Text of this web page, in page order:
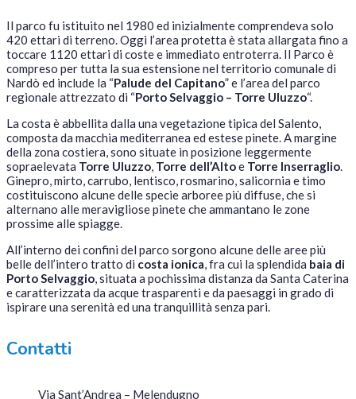
Il parco fu istituito nel 1980 ed inizialmente comprendeva solo
420 ettari di terreno. Oggi l’area protetta è stata allargata fino a
toccare 1120 ettari di coste e immediato entroterra. Il Parco è
compreso per tutta la sua estensione nel territorio comunale di
Nardò ed include la “Palude del Capitano” e l’area del parco
regionale attrezzato di “Porto Selvaggio – Torre Uluzzo“.
La costa è abbellita dalla una vegetazione tipica del Salento,
composta da macchia mediterranea ed estese pinete. A margine
della zona costiera, sono situate in posizione leggermente
sopraelevata Torre Uluzzo, Torre dell’Altoe Torre Inserraglio.
Ginepro, mirto, carrubo, lentisco, rosmarino, salicornia e timo
costituiscono alcune delle specie arboree più diffuse, che si
alternano alle meravigliose pinete che ammantano le zone
prossime alle spiagge.
All’interno dei confini del parco sorgono alcune delle aree più
belle dell’intero tratto di costa ionica, fra cui la splendida baia di
Porto Selvaggio, situata a pochissima distanza da Santa Caterina
e caratterizzata da acque trasparenti e da paesaggi in grado di
ispirare una serenità ed una tranquillità senza pari.
Contatti
Via Sant’Andrea – Melendugno